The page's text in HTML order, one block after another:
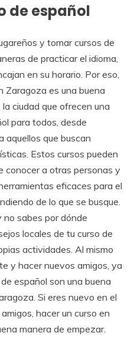
de español
y tomar cursos de
de practicar el idioma,
en su horario. Por eso,
Zaragoza es una buena
ciudad que ofrecen una
para todos, desde
aquellos que buscan
Estos cursos pueden
conocer a otras personas y
eficaces para el
de lo que se busque.
no sabes por dónde
locales de tu curso de
actividades. Al mismo
y hacer nuevos amigos, ya
español son una buena
Si eres nuevo en el
hacer un curso en
manera de empezar.